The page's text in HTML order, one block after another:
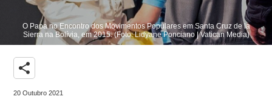
O Papa no Encontro dos Movimentos Populares em Santa Cruz de la
Sierra na Bolívia, em 2015. (Foto: Lidyane Ponciano | Vatican Media)
share
20 Outubro 2021